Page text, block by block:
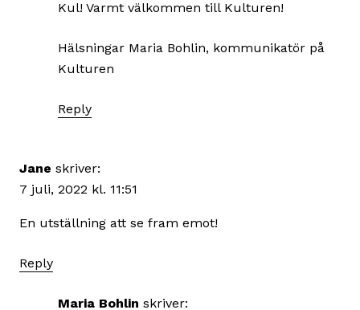
Kul! Varmt välkommen till Kulturen!
Hälsningar Maria Bohlin, kommunikatör på
Kulturen
Reply
Jane skriver:
7 juli, 2022 kl. 11:51
En utställning att se fram emot!
Reply
Maria Bohlin skriver: